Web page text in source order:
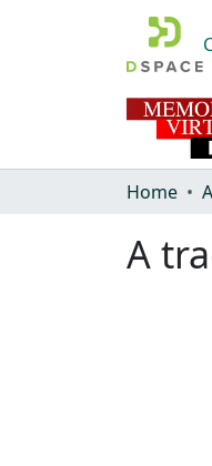
Home
A